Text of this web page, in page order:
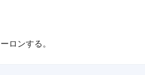
ロンする。